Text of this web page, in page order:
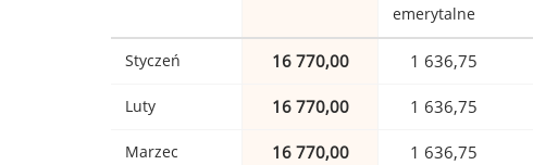
emerytalne
Styczeń 16 770,00 1 636,75
Luty 16 770,00 1 636,75
Marzec 16 770,00 1 636,75